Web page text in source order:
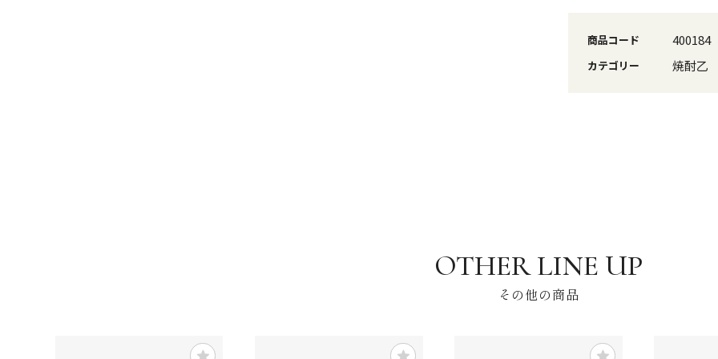
商品コード 400184
カテゴリー 焼酎乙
その他の商品